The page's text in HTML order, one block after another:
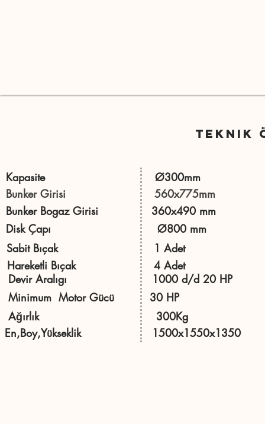
Kapasite Ø300mm
Bunker Girisi 560x775mm
Bunker Bogaz Girisi 360x490 mm
Disk Çapı Ø800 mm
Sabit Bıçak 1 Adet
Hareketli Bıçak 4 Adet
Minimum Motor Gücü 30 HP
Ağırlık 300Kg
En,Boy,Yükseklik 1500x1550x1350
Devir Aralıgı 1000 d/d 20 HP
Teknik